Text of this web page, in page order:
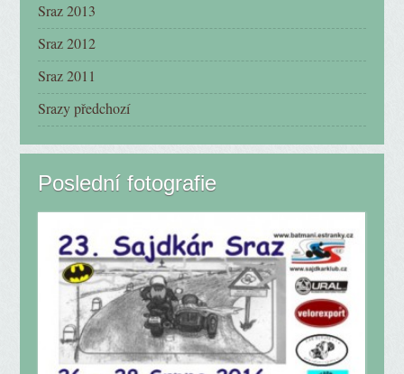
Sraz 2013
Sraz 2012
Sraz 2011
Srazy předchozí
Poslední fotografie